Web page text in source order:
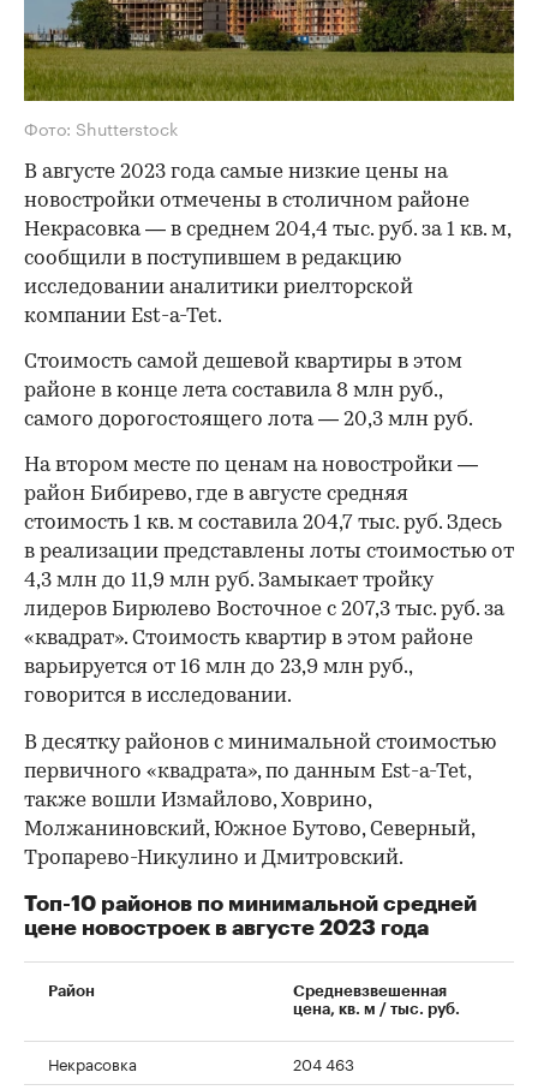
Фото: Shutterstock
В августе 2023 года самые низкие цены на
новостройки отмечены в столичном районе
Некрасовка — в среднем 204,4 тыс. руб. за 1 кв. м,
сообщили в поступившем в редакцию
исследовании аналитики риелторской
компании Est-a-Tet.
Стоимость самой дешевой квартиры в этом
районе в конце лета составила 8 млн руб.,
самого дорогостоящего лота — 20,3 млн руб.
На втором месте по ценам на новостройки —
район Бибирево, где в августе средняя
стоимость 1 кв. м составила 204,7 тыс. руб. Здесь
в реализации представлены лоты стоимостью от
4,3 млн до 11,9 млн руб. Замыкает тройку
лидеров Бирюлево Восточное c 207,3 тыс. руб. за
«квадрат». Стоимость квартир в этом районе
варьируется от 16 млн до 23,9 млн руб.,
говорится в исследовании.
В десятку районов с минимальной стоимостью
первичного «квадрата», по данным Est-a-Tet,
также вошли Измайлово, Ховрино,
Молжаниновский, Южное Бутово, Северный,
Тропарево-Никулино и Дмитровский.
Топ-10 районов по минимальной средней
цене новостроек в августе 2023 года
Район
Средневзвешенная
цена, кв. м / тыс. руб.
Некрасовка
204 463